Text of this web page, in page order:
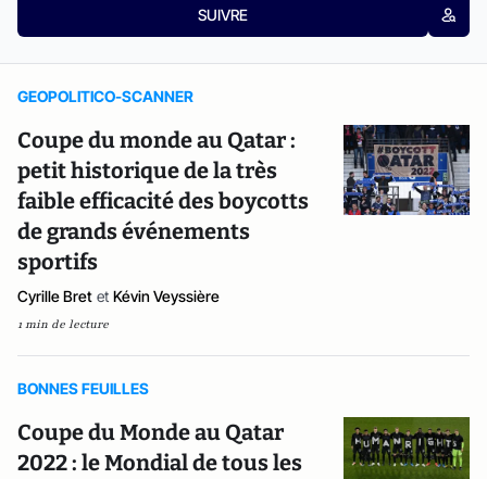
SUIVRE
GEOPOLITICO-SCANNER
Coupe du monde au Qatar :
petit historique de la très
faible efficacité des boycotts
de grands événements
sportifs
Cyrille Bret et Kévin Veyssière
1 min de lecture
BONNES FEUILLES
Coupe du Monde au Qatar
2022 : le Mondial de tous les